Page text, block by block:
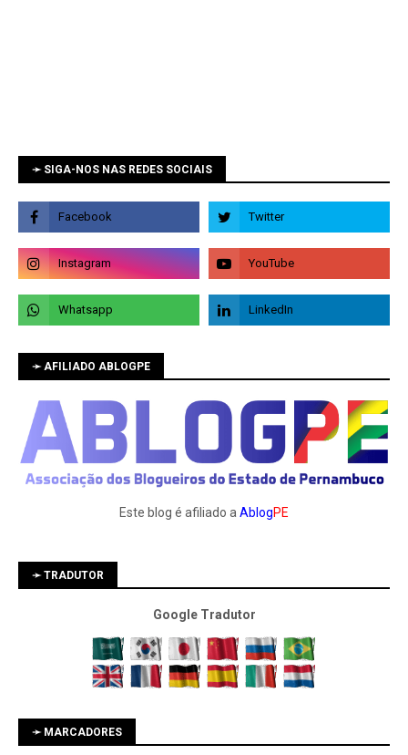
➛ SIGA-NOS NAS REDES SOCIAIS
➛ AFILIADO ABLOGPE
Este blog é afiliado a AblogPE
➛ TRADUTOR
Google Tradutor
➛ MARCADORES